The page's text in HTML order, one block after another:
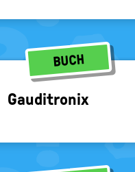
BUCH
Gau­di­t­ro­nix